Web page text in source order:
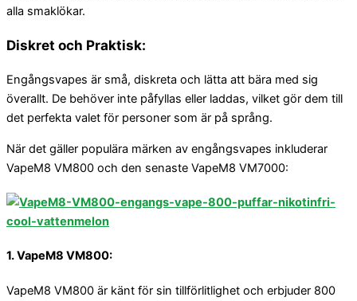
alla smaklökar.
Diskret och Praktisk:
Engångsvapes är små, diskreta och lätta att bära med sig
överallt. De behöver inte påfyllas eller laddas, vilket gör dem till
det perfekta valet för personer som är på språng.
När det gäller populära märken av engångsvapes inkluderar
VapeM8 VM800 och den senaste VapeM8 VM7000:
1. VapeM8 VM800:
VapeM8 VM800 är känt för sin tillförlitlighet och erbjuder 800